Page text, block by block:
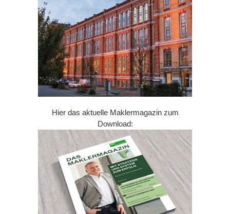
Hier das aktuelle Maklermagazin zum
Download: